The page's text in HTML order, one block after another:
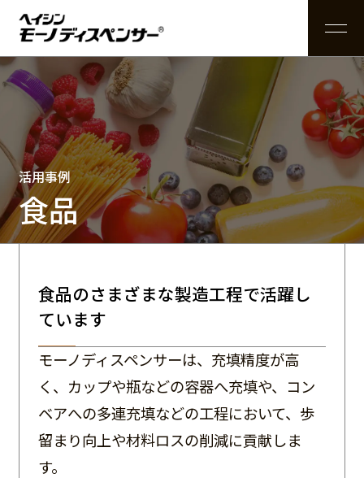
モーノディスペ
ンサーとは
特長とメ
リット
原理
兵神装備のも
のづくり
活用事
例
業界から探
す
液体から探
す
条件から探
製品
情報
ディスペ
ンサー
システ
ム製品
供給
装置
コントロ
ーラー
アクセ
サリー
お知らせ
メールでのお問い合わせ
電話でのお問い合わせ
公式YouTubeチャンネル
モーノポンプ製品サイト
企業サイト
検索
LANGUAGE
活用事例
食品
食品のさまざまな製造工程で活躍し
ています
モーノディスペンサーは、充填精度が高
く、カップや瓶などの容器へ充填や、コン
ベアへの多連充填などの工程において、歩
留まり向上や材料ロスの削減に貢献しま
す。